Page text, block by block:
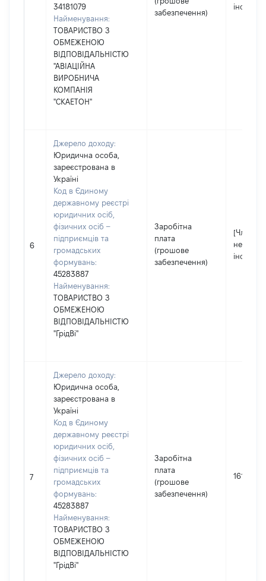
34181079
Найменування:
ТОВАРИСТВО З
ОБМЕЖЕНОЮ
ВІДПОВІДАЛЬНІСТЮ
"АВІАЦІЙНА
ВИРОБНИЧА
КОМПАНІЯ
"СКАЕТОН"
забезпечення)
6
Джерело доходу:
Юридична особа,
зареєстрована в
Україні
Код в Єдиному
державному реєстрі
юридичних осіб,
фізичних осіб –
підприємців та
громадських
формувань:
45283887
Найменування:
ТОВАРИСТВО З
ОБМЕЖЕНОЮ
ВІДПОВІДАЛЬНІСТЮ
"ГрідВі"
Заробітна
плата
(грошове
забезпечення)
[Член
не надав
7
Джерело доходу:
Юридична особа,
зареєстрована в
Україні
Код в Єдиному
державному реєстрі
юридичних осіб,
фізичних осіб –
підприємців та
громадських
формувань:
45283887
Найменування:
ТОВАРИСТВО З
ОБМЕЖЕНОЮ
ВІДПОВІДАЛЬНІСТЮ
"ГрідВі"
Заробітна
плата
(грошове
забезпечення)
161676